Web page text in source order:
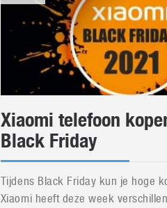
Xiaomi telefoon
Black Friday
Tijdens Black Friday kun je hoge
Xiaomi heeft deze week